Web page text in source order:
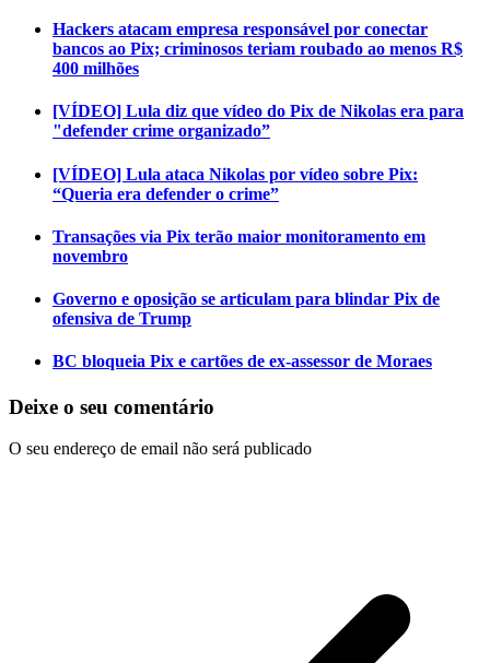
Hackers atacam empresa responsável por conectar
bancos ao Pix; criminosos teriam roubado ao menos R$
400 milhões
[VÍDEO] Lula diz que vídeo do Pix de Nikolas era para
"defender crime organizado”
[VÍDEO] Lula ataca Nikolas por vídeo sobre Pix:
“Queria era defender o crime”
Transações via Pix terão maior monitoramento em
novembro
Governo e oposição se articulam para blindar Pix de
ofensiva de Trump
BC bloqueia Pix e cartões de ex-assessor de Moraes
Deixe o seu comentário
O seu endereço de email não será publicado